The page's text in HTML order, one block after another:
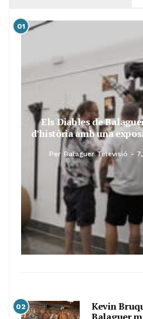
01
Els Diables de
d’història amb una
Per Balaguer Televisió
02
Kevin